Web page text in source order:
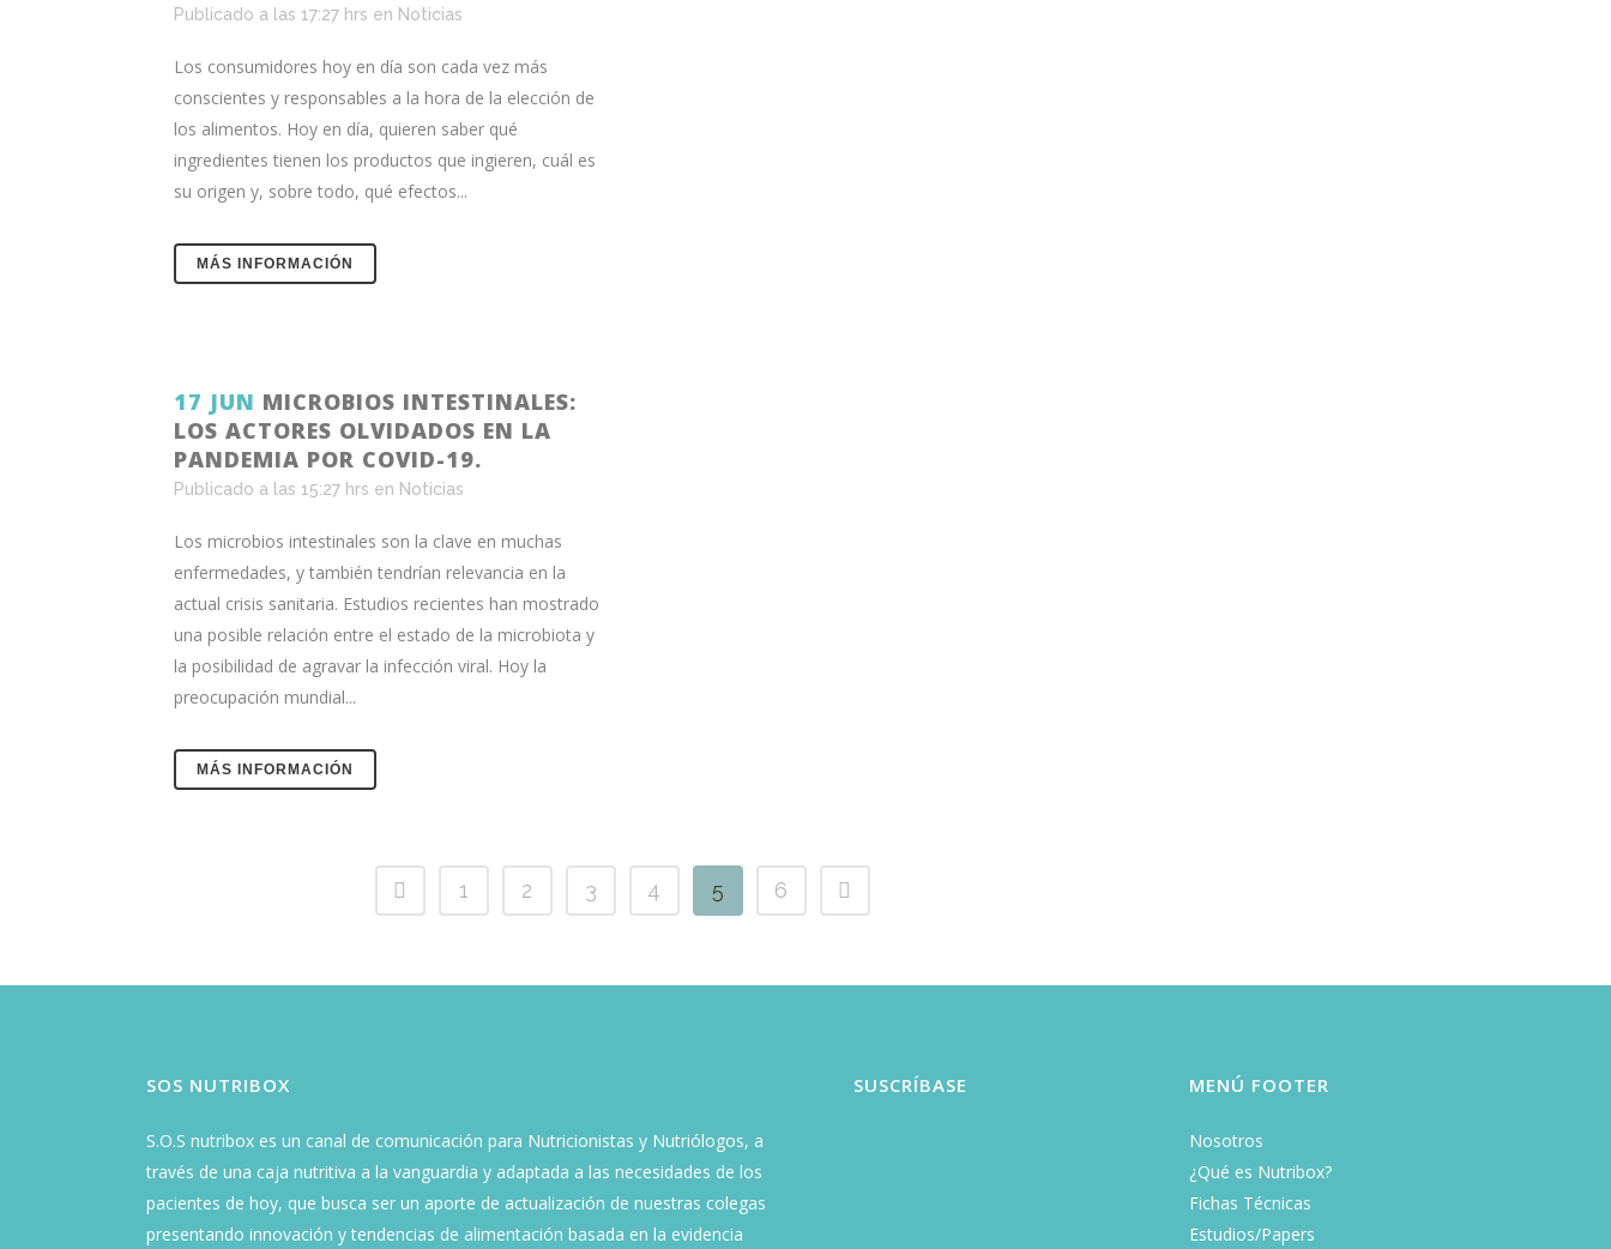
Publicado a las 17:27 hrs en Noticias
Los consumidores hoy en día son cada vez más
conscientes y responsables a la hora de la elección de
los alimentos. Hoy en día, quieren saber qué
ingredientes tienen los productos que ingieren, cuál es
su origen y, sobre todo, qué efectos...
MÁS INFORMACIÓN
17 JUN MICROBIOS INTESTINALES:
LOS ACTORES OLVIDADOS EN LA
PANDEMIA POR COVID-19.
Publicado a las 15:27 hrs en Noticias
Los microbios intestinales son la clave en muchas
enfermedades, y también tendrían relevancia en la
actual crisis sanitaria. Estudios recientes han mostrado
una posible relación entre el estado de la microbiota y
la posibilidad de agravar la infección viral. Hoy la
preocupación mundial...
MÁS INFORMACIÓN
1 2 3 4 5 6
SOS NUTRIBOX
S.O.S nutribox es un canal de comunicación para Nutricionistas y Nutriólogos, a
través de una caja nutritiva a la vanguardia y adaptada a las necesidades de los
pacientes de hoy, que busca ser un aporte de actualización de nuestras colegas
presentando innovación y tendencias de alimentación basada en la evidencia
SUSCRÍBASE MENÚ FOOTER
Nosotros
¿Qué es Nutribox?
Fichas Técnicas
Estudios/Papers